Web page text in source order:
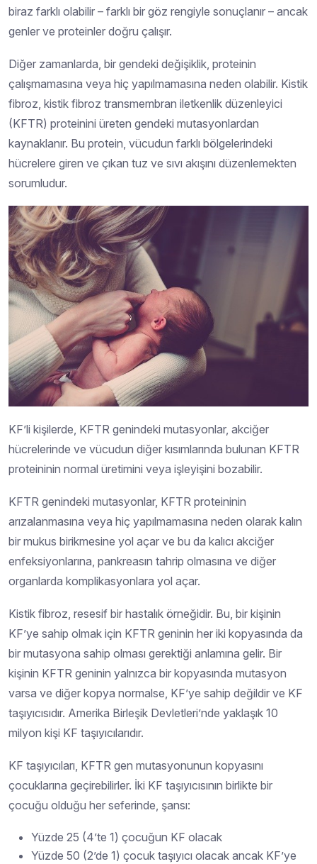
biraz farklı olabilir – farklı bir göz rengiyle sonuçlanır – ancak
genler ve proteinler doğru çalışır.
Diğer zamanlarda, bir gendeki değişiklik, proteinin
çalışmamasına veya hiç yapılmamasına neden olabilir. Kistik
fibroz, kistik fibroz transmembran iletkenlik düzenleyici
(KFTR) proteinini üreten gendeki mutasyonlardan
kaynaklanır. Bu protein, vücudun farklı bölgelerindeki
hücrelere giren ve çıkan tuz ve sıvı akışını düzenlemekten
sorumludur.
KF’li kişilerde, KFTR genindeki mutasyonlar, akciğer
hücrelerinde ve vücudun diğer kısımlarında bulunan KFTR
proteininin normal üretimini veya işleyişini bozabilir.
KFTR genindeki mutasyonlar, KFTR proteininin
arızalanmasına veya hiç yapılmamasına neden olarak kalın
bir mukus birikmesine yol açar ve bu da kalıcı akciğer
enfeksiyonlarına, pankreasın tahrip olmasına ve diğer
organlarda komplikasyonlara yol açar.
Kistik fibroz, resesif bir hastalık örneğidir. Bu, bir kişinin
KF’ye sahip olmak için KFTR geninin her iki kopyasında da
bir mutasyona sahip olması gerektiği anlamına gelir. Bir
kişinin KFTR geninin yalnızca bir kopyasında mutasyon
varsa ve diğer kopya normalse, KF’ye sahip değildir ve KF
taşıyıcısıdır. Amerika Birleşik Devletleri’nde yaklaşık 10
milyon kişi KF taşıyıcılarıdır.
KF taşıyıcıları, KFTR gen mutasyonunun kopyasını
çocuklarına geçirebilirler. İki KF taşıyıcısının birlikte bir
çocuğu olduğu her seferinde, şansı:
Yüzde 25 (4’te 1) çocuğun KF olacak
Yüzde 50 (2’de 1) çocuk taşıyıcı olacak ancak KF’ye